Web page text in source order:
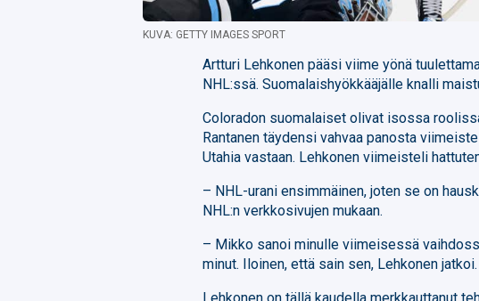
KUVA: GETTY IMAGES SPORT
Artturi Lehkonen pääsi viime yönä
NHL:ssä. Suomalaishyökkääjälle knalli
Coloradon suomalaiset olivat isossa
Rantanen täydensi vahvaa panosta
Utahia vastaan. Lehkonen viimeisteli
– NHL-urani ensimmäinen, joten se on
NHL:n verkkosivujen mukaan.
– Mikko sanoi minulle viimeisessä
minut. Iloinen, että sain sen, Lehkonen jatkoi.
Lehkonen on tällä kaudella merkkauttanut